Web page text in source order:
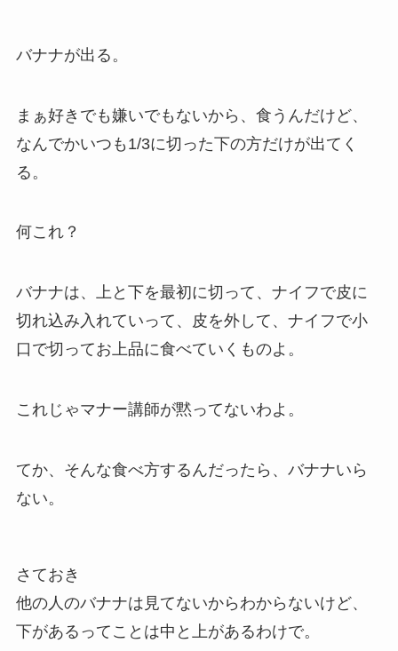
バナナが出る。
まぁ好きでも嫌いでもないから、食うんだけど、
なんでかいつも1/3に切った下の方だけが出てく
る。
何これ？
バナナは、上と下を最初に切って、ナイフで皮に
切れ込み入れていって、皮を外して、ナイフで小
口で切ってお上品に食べていくものよ。
これじゃマナー講師が黙ってないわよ。
てか、そんな食べ方するんだったら、バナナいら
ない。
さておき
他の人のバナナは見てないからわからないけど、
下があるってことは中と上があるわけで。